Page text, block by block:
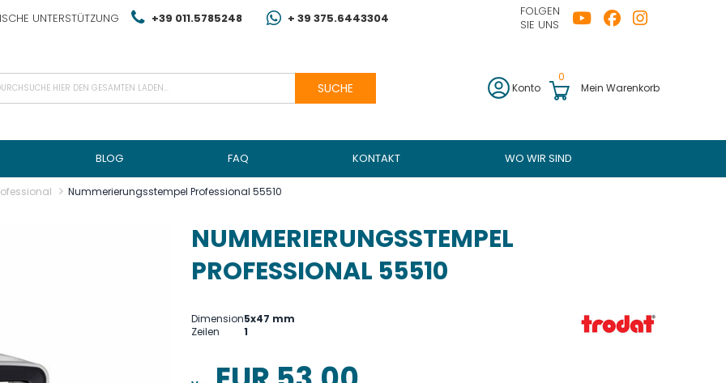
UNTERSTÜTZUNG +39 011.5785248 + 39 375.6443304
FOLGEN
SIE UNS
SUCHE Konto Mein Warenkorb
0
BLOG FAQ KONTAKT WO WIR SIND
Nummerierungsstempel Professional 55510
NUMMERIERUNGSSTEMPEL
PROFESSIONAL 55510
Dimension5x47 mm
Zeilen
1